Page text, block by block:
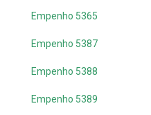
Empenho 5365
Empenho 5387
Empenho 5388
Empenho 5389